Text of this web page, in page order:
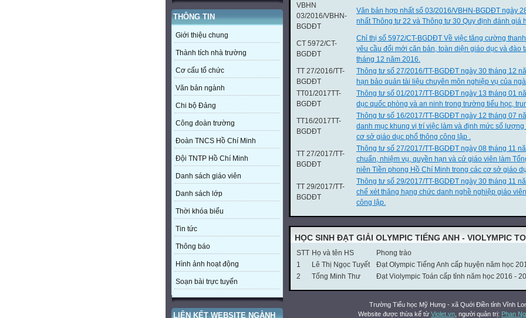
THÔNG TIN
Giới thiệu chung
Thành tích nhà trường
Cơ cấu tổ chức
Văn bản ngành
Chi bộ Đảng
Công đoàn trường
Đoàn TNCS Hồ Chí Minh
Đội TNTP Hồ Chí Minh
Danh sách giáo viên
Danh sách lớp
Thời khóa biểu
Tin tức
Thông báo
Hình ảnh hoạt động
Soạn bài trực tuyến
LIÊN KẾT WEBSITE NGÀNH
VBHN
03/2016/VBHN-
BGDĐT
Văn bản hợp nhất số 03/2016/VBHN-BGDĐT ngày
nhất Thông tư 22 và Thông tư 30 Quy định đánh giá
CT 5972/CT-
BGDĐT
Chỉ thị số 5972/CT-BGDĐT Về việc tăng cường
yêu cầu đổi mới căn bản, toàn diện giáo dục và đào
tháng 12 năm 2016.
TT 27/2016/TT-
BGDĐT
Thông tư số 27/2016/TT-BGDĐT ngày 30 tháng 12
hạn bảo quản tài liệu chuyên môn nghiệp vụ của
TT01/2017TT-
BGDĐT
Thông tư số 01/2017/TT-BGDĐT ngày 13 tháng 01
dục quốc phòng và an ninh trong trường tiểu học,
TT16/2017TT-
BGDĐT
Thông tư số 16/2017/TT-BGDĐT ngày 12 tháng 07
danh mục khung vị trí việc làm và định mức số
cơ sở giáo dục phổ thông công lập .
TT 27/2017/TT-
BGDĐT
Thông tư số 27/2017/TT-BGDĐT ngày 08 tháng 11
chuẩn, nhiệm vụ, quyền hạn và cử giáo viên làm
niên Tiền phong Hồ Chí Minh trong các cơ sở giáo
TT 29/2017/TT-
BGDĐT
Thông tư số 29/2017/TT-BGDĐT ngày 30 tháng 11
chế xét thăng hạng chức danh nghề nghiệp giáo
công lập.
HỌC SINH ĐẠT GIẢI OLYMPIC TIẾNG ANH - VIOLYMPIC
STT Họ và tên HS Phong trào
1
Lê Thị Ngọc Tuyết
Đạt Olympic Tiếng Anh cấp huyện năm học
2
Tống Minh Thư Đạt Violympic Toán cấp tỉnh năm học 2016 -
Trường Tiểu học Mỹ Hưng - xã Quới Điền tỉnh Vĩnh
Website được thừa kế từ Violet.vn , người quản trị: Phan